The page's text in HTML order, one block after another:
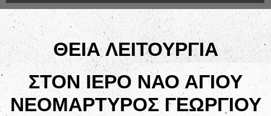
ΘΕΙΑ ΛΕΙΤΟΥΡΓΙΑ
ΣΤΟΝ ΙΕΡΟ ΝΑΟ ΑΓΙΟΥ
ΝΕΟΜΑΡΤΥΡΟΣ ΓΕΩΡΓΙΟΥ